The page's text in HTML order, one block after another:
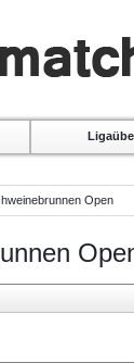
Open